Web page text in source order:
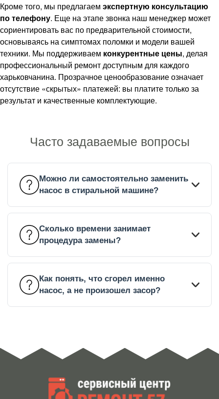
Кроме того, мы предлагаем экспертную консультацию
по телефону. Еще на этапе звонка наш менеджер может
сориентировать вас по предварительной стоимости,
основываясь на симптомах поломки и модели вашей
техники. Мы поддерживаем конкурентные цены, делая
профессиональный ремонт доступным для каждого
харьковчанина. Прозрачное ценообразование означает
отсутствие «скрытых» платежей: вы платите только за
результат и качественные комплектующие.
Часто задаваемые вопросы
Можно ли самостоятельно заменить
насос в стиральной машине?
Сколько времени занимает
процедура замены?
Как понять, что сгорел именно
насос, а не произошел засор?